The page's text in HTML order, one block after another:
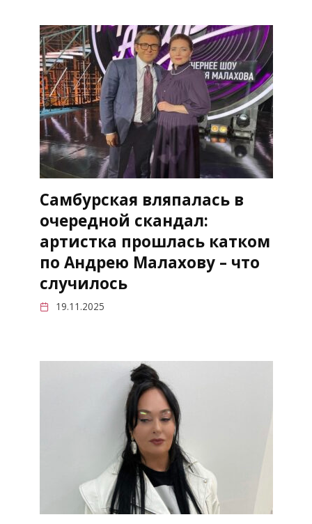
Самбурская вляпалась в
очередной скандал:
артистка прошлась катком
по Андрею Малахову – что
случилось
19.11.2025